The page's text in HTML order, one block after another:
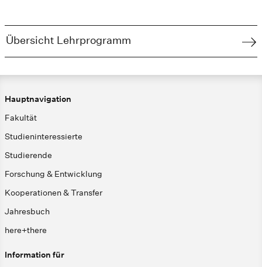
Übersicht Lehrprogramm
Hauptnavigation
Fakultät
Studieninteressierte
Studierende
Forschung & Entwicklung
Kooperationen & Transfer
Jahresbuch
here+there
Information für